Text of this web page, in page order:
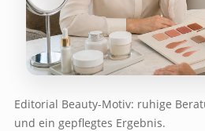
Editorial Beauty-Motiv: ruhige
und ein gepflegtes Ergebnis.